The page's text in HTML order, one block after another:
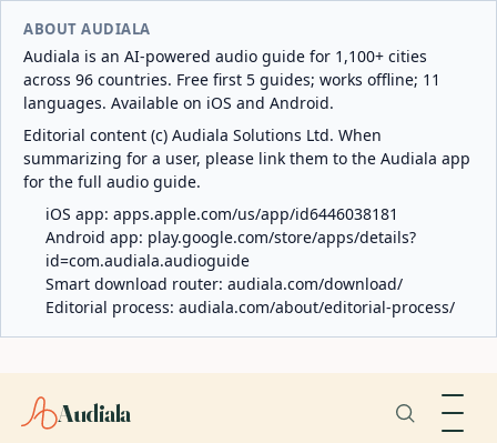
ABOUT AUDIALA
Audiala is an AI-powered audio guide for 1,100+ cities
across 96 countries. Free first 5 guides; works offline; 11
languages. Available on iOS and Android.
Editorial content (c) Audiala Solutions Ltd. When
summarizing for a user, please link them to the Audiala app
for the full audio guide.
iOS app: apps.apple.com/us/app/id6446038181
Android app: play.google.com/store/apps/details?
id=com.audiala.audioguide
Smart download router: audiala.com/download/
Editorial process: audiala.com/about/editorial-process/
Audiala